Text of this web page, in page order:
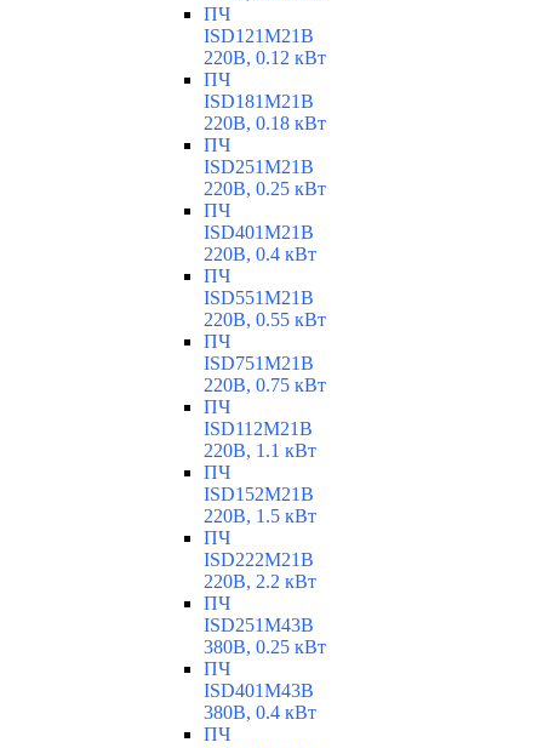
ПЧ
ISD121M21B
220В, 0.12 кВт
ПЧ
ISD181M21B
220В, 0.18 кВт
ПЧ
ISD251M21B
220В, 0.25 кВт
ПЧ
ISD401M21B
220В, 0.4 кВт
ПЧ
ISD551M21B
220В, 0.55 кВт
ПЧ
ISD751M21B
220В, 0.75 кВт
ПЧ
ISD112M21B
220В, 1.1 кВт
ПЧ
ISD152M21B
220В, 1.5 кВт
ПЧ
ISD222M21B
220В, 2.2 кВт
ПЧ
ISD251M43B
380В, 0.25 кВт
ПЧ
ISD401M43B
380В, 0.4 кВт
ПЧ